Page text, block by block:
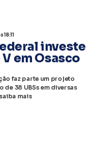
18:11
investe
em Osasco
faz parte um projeto
de 38 UBSs em diversas
mais